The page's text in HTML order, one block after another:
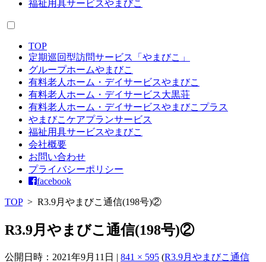
福祉用具サービスやまびこ
TOP
定期巡回型訪問サービス「やまびこ」
グループホームやまびこ
有料老人ホーム・デイサービスやまびこ
有料老人ホーム・デイサービス大黒荘
有料老人ホーム・デイサービスやまびこプラス
やまびこケアプランサービス
福祉用具サービスやまびこ
会社概要
お問い合わせ
プライバシーポリシー
facebook
TOP> R3.9月やまびこ通信(198号)②
R3.9月やまびこ通信(198号)②
公開日時： 2021年9月11日 | 841 × 595 (R3.9月やまびこ通信